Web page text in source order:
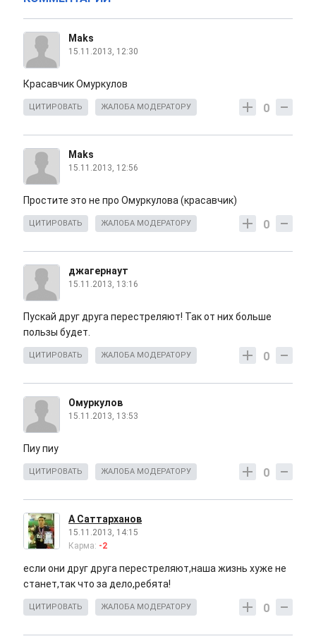
Maks
15.11.2013, 12:30
Красавчик Омуркулов
0
ЦИТИРОВАТЬ ЖАЛОБА МОДЕРАТОРУ
Maks
15.11.2013, 12:56
Простите это не про Омуркулова (красавчик)
0
ЦИТИРОВАТЬ ЖАЛОБА МОДЕРАТОРУ
джагернаут
15.11.2013, 13:16
Пускай друг друга перестреляют! Так от них больше
пользы будет.
0
ЦИТИРОВАТЬ ЖАЛОБА МОДЕРАТОРУ
Омуркулов
15.11.2013, 13:53
Пиу пиу
0
ЦИТИРОВАТЬ ЖАЛОБА МОДЕРАТОРУ
А Саттарханов
15.11.2013, 14:15
Карма: -2
если они друг друга перестреляют,наша жизнь хуже не
станет,так что за дело,ребята!
0
ЦИТИРОВАТЬ ЖАЛОБА МОДЕРАТОРУ